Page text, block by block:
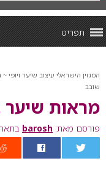
תפריט
המגזין הישראלי עיצוב שיער ויופי ~
שובב
מראות שיער
פורסם מאת: barosh בתאריך: 15